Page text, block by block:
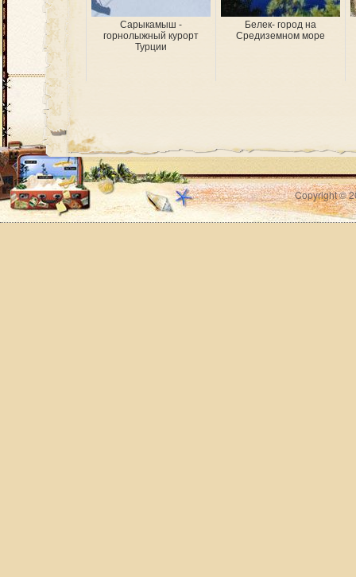
Сарыкамыш -
горнолыжный курорт
Турции
Белек- город на
Средиземном море
Copyright ©